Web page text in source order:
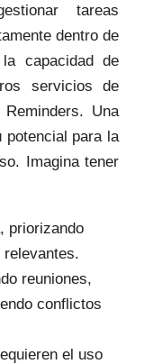
tareas
dentro de
capacidad de
servicios de
Una
para la
Imagina tener
priorizando
reuniones,
conflictos
el uso